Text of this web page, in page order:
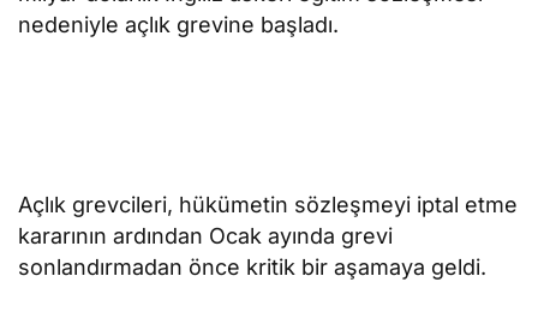
nedeniyle açlık grevine başladı.
Açlık grevcileri, hükümetin sözleşmeyi iptal etme
kararının ardından Ocak ayında grevi
sonlandırmadan önce kritik bir aşamaya geldi.